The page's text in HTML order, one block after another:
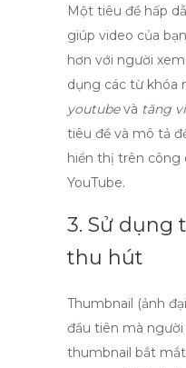
Một tiêu đề hấp
giúp video của
hơn với người
dụng các từ khóa
youtubevà tăng
tiêu đề và mô tả
hiển thị trên công
YouTube.
3. Sử dụng
thu hút
Thumbnail (ảnh
đầu tiên mà
thumbnail bắt